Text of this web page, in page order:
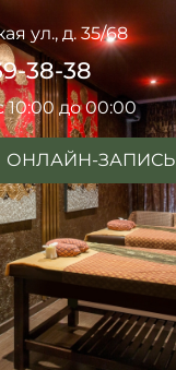
ул., д. 35/68
38-38
10:00 до 00:00
ОНЛАЙН-ЗАПИСЬ